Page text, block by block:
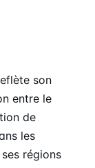
son
entre le
de
les
régions